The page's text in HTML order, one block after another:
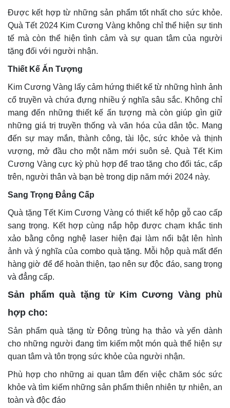
Được kết hợp từ những sản phẩm tốt nhất cho sức khỏe.
Quà Tết 2024 Kim Cương Vàng không chỉ thể hiện sự tinh
tế mà còn thể hiện tình cảm và sự quan tâm của người
tặng đối với người nhận.
Thiết Kế Ấn Tượng
Kim Cương Vàng lấy cảm hứng thiết kế từ những hình ảnh
cổ truyền và chứa đựng nhiều ý nghĩa sâu sắc. Không chỉ
mang đến những thiết kế ấn tượng mà còn giúp gìn giữ
những giá trị truyền thống và văn hóa của dân tộc. Mang
đến sự may mắn, thành công, tài lộc, sức khỏe và thịnh
vượng, mở đầu cho một năm mới suôn sẻ. Quà Tết Kim
Cương Vàng cực kỳ phù hợp để trao tặng cho đối tác, cấp
trên, người thân và bạn bè trong dịp năm mới 2024 này.
Sang Trọng Đẳng Cấp
Quà tặng Tết Kim Cương Vàng có thiết kế hộp gỗ cao cấp
sang trọng. Kết hợp cùng nắp hộp được chạm khắc tinh
xảo bằng công nghệ laser hiện đại làm nổi bật lên hình
ảnh và ý nghĩa của combo quà tặng. Mỗi hộp quà mất đến
hàng giờ để để hoàn thiện, tạo nên sự độc đáo, sang trọng
và đẳng cấp.
Sản phẩm quà tặng từ Kim Cương Vàng phù
hợp cho:
Sản phẩm quà tặng từ Đông trùng hạ thảo và yến dành
cho những người đang tìm kiếm một món quà thể hiện sự
quan tâm và tôn trọng sức khỏe của người nhận.
Phù hợp cho những ai quan tâm đến việc chăm sóc sức
khỏe và tìm kiếm những sản phẩm thiên nhiên tự nhiên, an
toàn và độc đáo